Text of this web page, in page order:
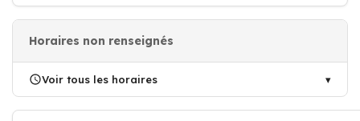
Horaires non renseignés
Voir tous les horaires